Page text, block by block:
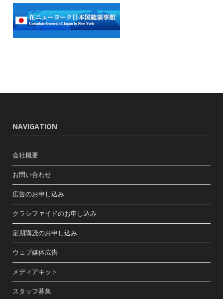
NAVIGATION
会社概要
お問い合わせ
広告のお申し込み
クラシファイドのお申し込み
定期購読のお申し込み
ウェブ媒体広告
メディアキット
スタッフ募集